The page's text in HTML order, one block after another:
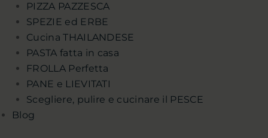
PIZZA PAZZESCA
SPEZIE ed ERBE
Cucina THAILANDESE
PASTA fatta in casa
FROLLA Perfetta
PANE e LIEVITATI
Scegliere, pulire e cucinare il PESCE
Blog